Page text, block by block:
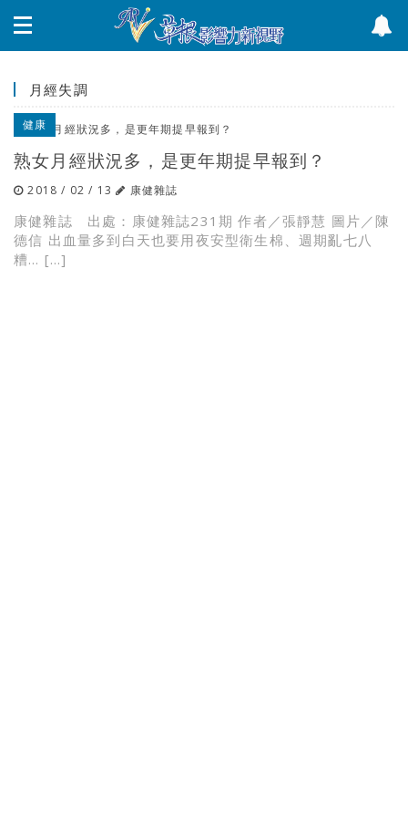
月經失調
健康
熟女月經狀況多，是更年期提早報到？
2018 / 02 / 13 康健雜誌
康健雜誌 出處：康健雜誌231期 作者／張靜慧 圖片／陳
德信 出血量多到白天也要用夜安型衛生棉、週期亂七八
糟… […]